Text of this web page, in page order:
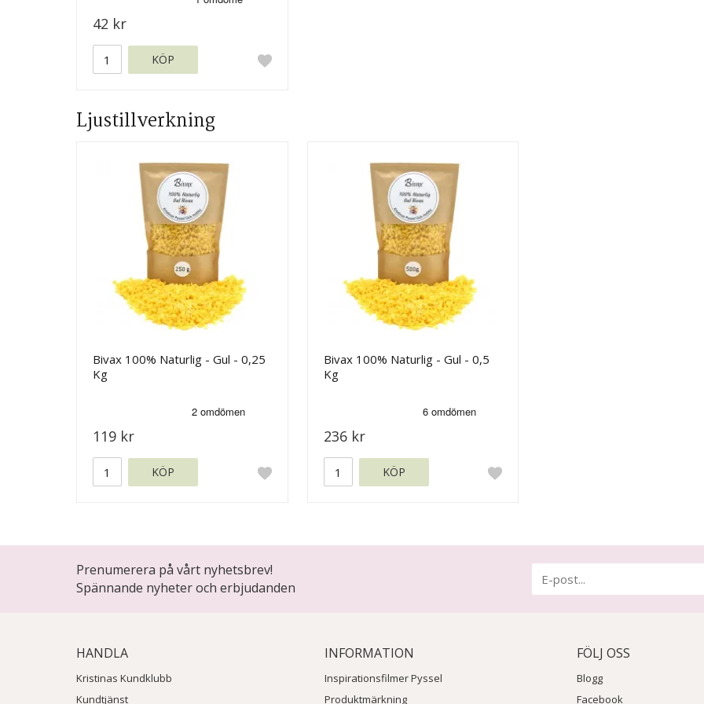
42 kr
KÖP
Ljustillverkning
Bivax 100% Naturlig - Gul - 0,25
Kg
119 kr
KÖP
Bivax 100% Naturlig - Gul - 0,5
Kg
236 kr
KÖP
Prenumerera på vårt nyhetsbrev!
Spännande nyheter och erbjudanden
HANDLA
Kristinas Kundklubb
Kundtjänst
INFORMATION
Inspirationsfilmer Pyssel
Produktmärkning
FÖLJ OSS
Blogg
Facebook